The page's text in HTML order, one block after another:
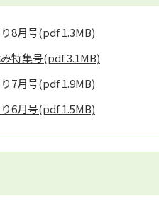
8月号(pdf 1.3MB)
特集号(pdf 3.1MB)
7月号(pdf 1.9MB)
6月号(pdf 1.5MB)